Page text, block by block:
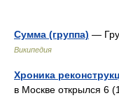
Сумма (группа) —
Википедия
Хроника
в Москве открылся 6